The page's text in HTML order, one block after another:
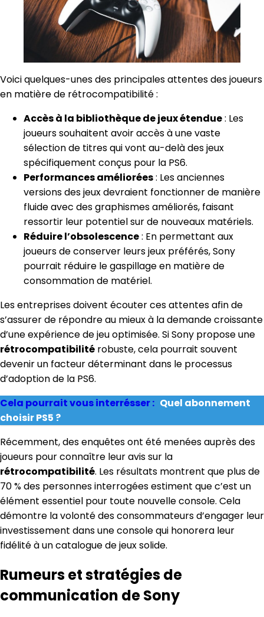
Voici quelques-unes des principales attentes des joueurs
en matière de rétrocompatibilité :
Accès à la bibliothèque de jeux étendue: Les
joueurs souhaitent avoir accès à une vaste
sélection de titres qui vont au-delà des jeux
spécifiquement conçus pour la PS6.
Performances améliorées: Les anciennes
versions des jeux devraient fonctionner de manière
fluide avec des graphismes améliorés, faisant
ressortir leur potentiel sur de nouveaux matériels.
Réduire l’obsolescence: En permettant aux
joueurs de conserver leurs jeux préférés, Sony
pourrait réduire le gaspillage en matière de
consommation de matériel.
Les entreprises doivent écouter ces attentes afin de
s’assurer de répondre au mieux à la demande croissante
d’une expérience de jeu optimisée. Si Sony propose une
rétrocompatibilité robuste, cela pourrait souvent
devenir un facteur déterminant dans le processus
d’adoption de la PS6.
Cela pourrait vous interrésser : Quel abonnement
choisir PS5 ?
Récemment, des enquêtes ont été menées auprès des
joueurs pour connaître leur avis sur la
rétrocompatibilité. Les résultats montrent que plus de
70 % des personnes interrogées estiment que c’est un
élément essentiel pour toute nouvelle console. Cela
démontre la volonté des consommateurs d’engager leur
investissement dans une console qui honorera leur
fidélité à un catalogue de jeux solide.
Rumeurs et stratégies de
communication de Sony